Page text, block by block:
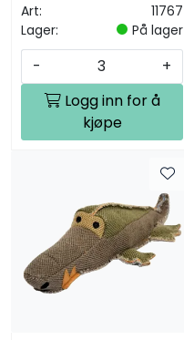
Art:
11767
Lager:
På lager
-
+
Logg inn for å
kjøpe